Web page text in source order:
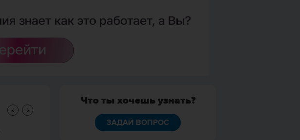
Что ты хочешь узнать?
ЗАДАЙ ВОПРОС